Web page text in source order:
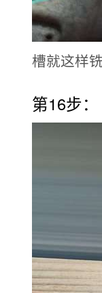
槽就这样铣
第16步：